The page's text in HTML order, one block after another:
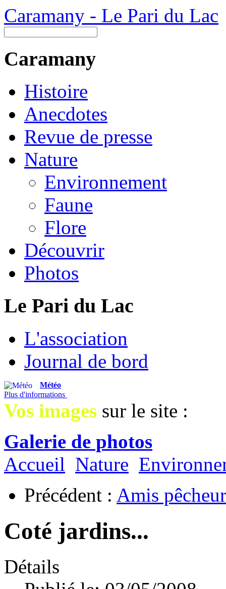
Caramany - Le Pari du Lac
Caramany
Histoire
Anecdotes
Revue de presse
Nature
Environnement
Faune
Flore
Découvrir
Photos
Le Pari du Lac
L'association
Journal de bord
Météo
Plus d'informations
Vos images sur le site :
Galerie de photos
Accueil Nature
Précédent : Amis
Coté jardins...
Détails